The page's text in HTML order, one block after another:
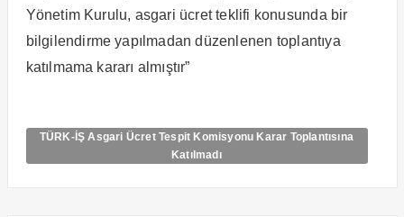
Yönetim Kurulu, asgari ücret teklifi konusunda bir
bilgilendirme yapılmadan düzenlenen toplantıya
katılmama kararı almıştır”
TÜRK-İŞ Asgari Ücret Tespit Komisyonu Karar Toplantısına
Katılmadı